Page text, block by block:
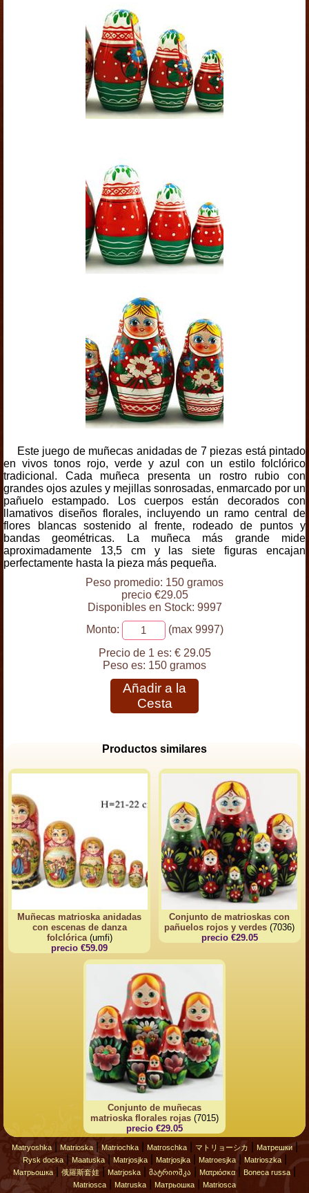
Este juego de muñecas anidadas de 7 piezas está pintado
en vivos tonos rojo, verde y azul con un estilo folclórico
tradicional. Cada muñeca presenta un rostro rubio con
grandes ojos azules y mejillas sonrosadas, enmarcado por un
pañuelo estampado. Los cuerpos están decorados con
llamativos diseños florales, incluyendo un ramo central de
flores blancas sostenido al frente, rodeado de puntos y
bandas geométricas. La muñeca más grande mide
aproximadamente 13,5 cm y las siete figuras encajan
perfectamente hasta la pieza más pequeña.
Peso promedio: 150 gramos
precio €29.05
Disponibles en Stock: 9997
Monto:
(max 9997)
Precio de 1 es: € 29.05
Peso es: 150 gramos
Añadir a la
Cesta
Productos similares
Muñecas matrioska anidadas
con escenas de danza
folclórica(umfi)
precio €59.09
Conjunto de matrioskas con
pañuelos rojos y verdes (7036)
precio €29.05
Conjunto de muñecas
matrioska florales rojas (7015)
precio €29.05
Matryoshka| Matrioska| Matriochka| Matroschka| マトリョーシカ Матрешки|
Rysk docka| Maatuska| Matrjosjka| Matrjosjka| Matroesjka| Matrioszka|
Матрьошка 俄羅斯套娃 Matrjoska მატრიოშკა Ματριόσκα Boneca russa
Matriosca Matruska Матрьошка Matriosca